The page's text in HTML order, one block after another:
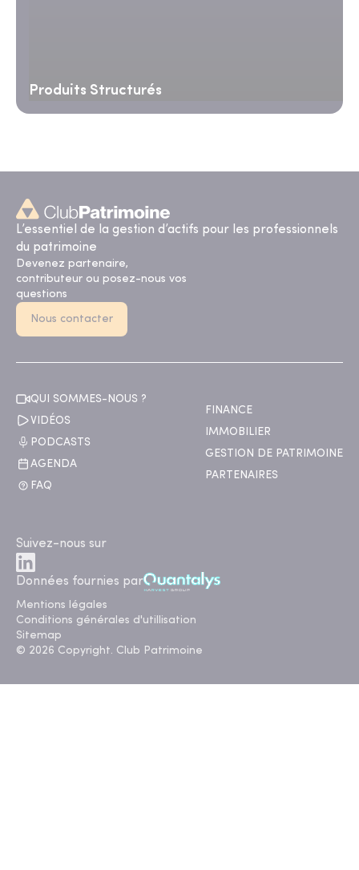
Produits Structurés
L’essentiel de la gestion d’actifs pour les professionnels
du patrimoine
Devenez partenaire,
contributeur ou posez-nous vos
questions
Nous contacter
QUI SOMMES-NOUS ?
VIDÉOS
PODCASTS
AGENDA
FAQ
FINANCE
IMMOBILIER
GESTION DE PATRIMOINE
PARTENAIRES
Suivez-nous sur
Données fournies par
Mentions légales
Conditions générales d'utillisation
Sitemap
© 2026 Copyright. Club Patrimoine